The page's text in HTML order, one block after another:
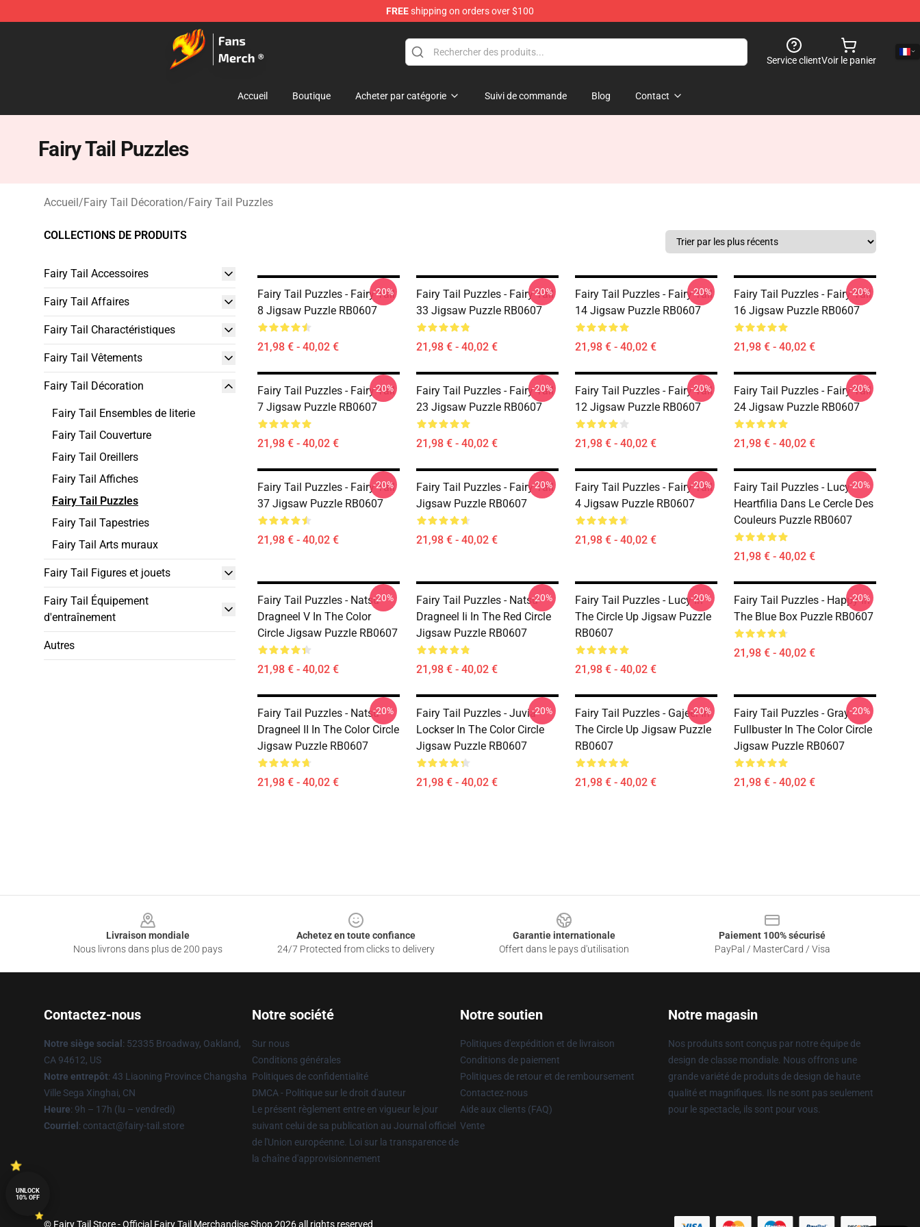
FREEshipping on orders over $100
Fairy Tail Store - Official Fairy Tail Merchandise Shop
Service clientVoir le panier
Accueil Boutique Acheter par catégorie Suivi de commande Blog Contact
Fairy Tail Puzzles
Accueil/Fairy Tail Décoration/Fairy Tail Puzzles
COLLECTIONS DE PRODUITS
Fairy Tail Accessoires
Fairy Tail Affaires
Fairy Tail Charactéristiques
Fairy Tail Vêtements
Fairy Tail Décoration
Fairy Tail Ensembles de literie
Fairy Tail Couverture
Fairy Tail Oreillers
Fairy Tail Affiches
Fairy Tail Puzzles
Fairy Tail Tapestries
Fairy Tail Arts muraux
Fairy Tail Figures et jouets
Fairy Tail Équipement
d'entraînement
Autres
Fairy Tail Puzzles - Fairy Tail
8 Jigsaw Puzzle RB0607
21,98 € - 40,02 €
-20%
Fairy Tail Puzzles - Fairy Tail
33 Jigsaw Puzzle RB0607
21,98 € - 40,02 €
-20%
Fairy Tail Puzzles - Fairy Tail
14 Jigsaw Puzzle RB0607
21,98 € - 40,02 €
-20%
Fairy Tail Puzzles - Fairy Tail
16 Jigsaw Puzzle RB0607
21,98 € - 40,02 €
-20%
Fairy Tail Puzzles - Fairy Tail
7 Jigsaw Puzzle RB0607
21,98 € - 40,02 €
-20%
Fairy Tail Puzzles - Fairy Tail
23 Jigsaw Puzzle RB0607
21,98 € - 40,02 €
-20%
Fairy Tail Puzzles - Fairy Tail
12 Jigsaw Puzzle RB0607
21,98 € - 40,02 €
-20%
Fairy Tail Puzzles - Fairy Tail
24 Jigsaw Puzzle RB0607
21,98 € - 40,02 €
-20%
Fairy Tail Puzzles - Fairy Tail
37 Jigsaw Puzzle RB0607
21,98 € - 40,02 €
-20%
Fairy Tail Puzzles - Fairy Tail
Jigsaw Puzzle RB0607
21,98 € - 40,02 €
-20%
Fairy Tail Puzzles - Fairy Tail
4 Jigsaw Puzzle RB0607
21,98 € - 40,02 €
-20%
Fairy Tail Puzzles - Lucy
Heartfilia Dans Le Cercle Des
Couleurs Puzzle RB0607
21,98 € - 40,02 €
-20%
Fairy Tail Puzzles - Natsu
Dragneel V In The Color
Circle Jigsaw Puzzle RB0607
21,98 € - 40,02 €
-20%
Fairy Tail Puzzles - Natsu
Dragneel Ii In The Red Circle
Jigsaw Puzzle RB0607
21,98 € - 40,02 €
-20%
Fairy Tail Puzzles - Lucy In
The Circle Up Jigsaw Puzzle
RB0607
21,98 € - 40,02 €
-20%
Fairy Tail Puzzles - Happy In
The Blue Box Puzzle RB0607
21,98 € - 40,02 €
-20%
Fairy Tail Puzzles - Natsu
Dragneel II In The Color Circle
Jigsaw Puzzle RB0607
21,98 € - 40,02 €
-20%
Fairy Tail Puzzles - Juvia
Lockser In The Color Circle
Jigsaw Puzzle RB0607
21,98 € - 40,02 €
-20%
Fairy Tail Puzzles - Gajeel In
The Circle Up Jigsaw Puzzle
RB0607
21,98 € - 40,02 €
-20%
Fairy Tail Puzzles - Gray
Fullbuster In The Color Circle
Jigsaw Puzzle RB0607
21,98 € - 40,02 €
-20%
Livraison mondiale
Nous livrons dans plus de 200 pays
Achetez en toute confiance
24/7 Protected from clicks to delivery
Garantie internationale
Offert dans le pays d'utilisation
Paiement 100% sécurisé
PayPal / MasterCard / Visa
Contactez-nous
Notre siège social : 52335 Broadway, Oakland,
CA 94612, US
Notre entrepôt: 43 Liaoning Province Changsha
Ville Sega Xinghai, CN
Heure: 9h – 17h (lu – vendredi)
Courriel : contact@fairy-tail.store
Notre société
Sur nous
Conditions générales
Politiques de confidentialité
DMCA - Politique sur le droit d'auteur
Le présent règlement entre en vigueur le jour
suivant celui de sa publication au Journal officiel
de l'Union européenne. Loi sur la transparence de
la chaîne d'approvisionnement
Notre soutien
Politiques d'expédition et de livraison
Conditions de paiement
Politiques de retour et de remboursement
Contactez-nous
Aide aux clients (FAQ)
Vente
Notre magasin
Nos produits sont conçus par notre équipe de
design de classe mondiale. Nous offrons une
grande variété de produits de design de haute
qualité et magnifiques. Ils ne sont pas seulement
pour le spectacle, ils sont pour vous.
© Fairy Tail Store - Official Fairy Tail Merchandise Shop 2026 all rights reserved
UNLOCK
10% OFF